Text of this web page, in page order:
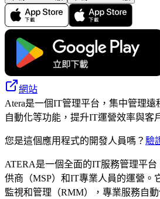
網站
Atera是一個IT管理平台，集中管理
自動化等功能，提升IT運營效率與客
您是這個應用程式的開發人員嗎？ 驗
ATERA是一個全面的IT服務管理平
供商（MSP）和IT專業人員的運營。
監視和管理（RMM），專業服務自